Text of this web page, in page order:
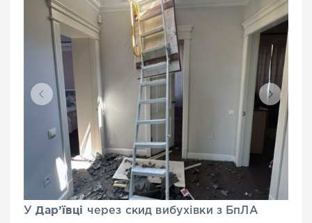
УДар’ївці через скид вибухівки з БпЛА